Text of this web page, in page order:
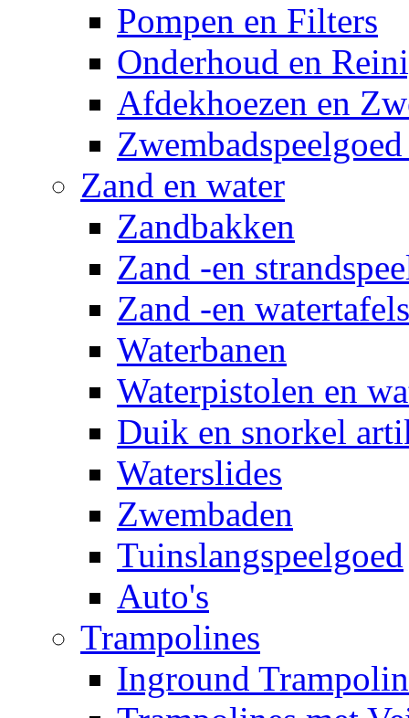
Pompen en Filters
Onderhoud en
Afdekhoezen en
Zand en water
Zandbakken
Zand -en
Zand -en watertafels
Waterbanen
Waterpistolen en
Duik en snorkel
Waterslides
Zwembaden
Tuinslangspeelgoed
Auto's
Trampolines
Inground